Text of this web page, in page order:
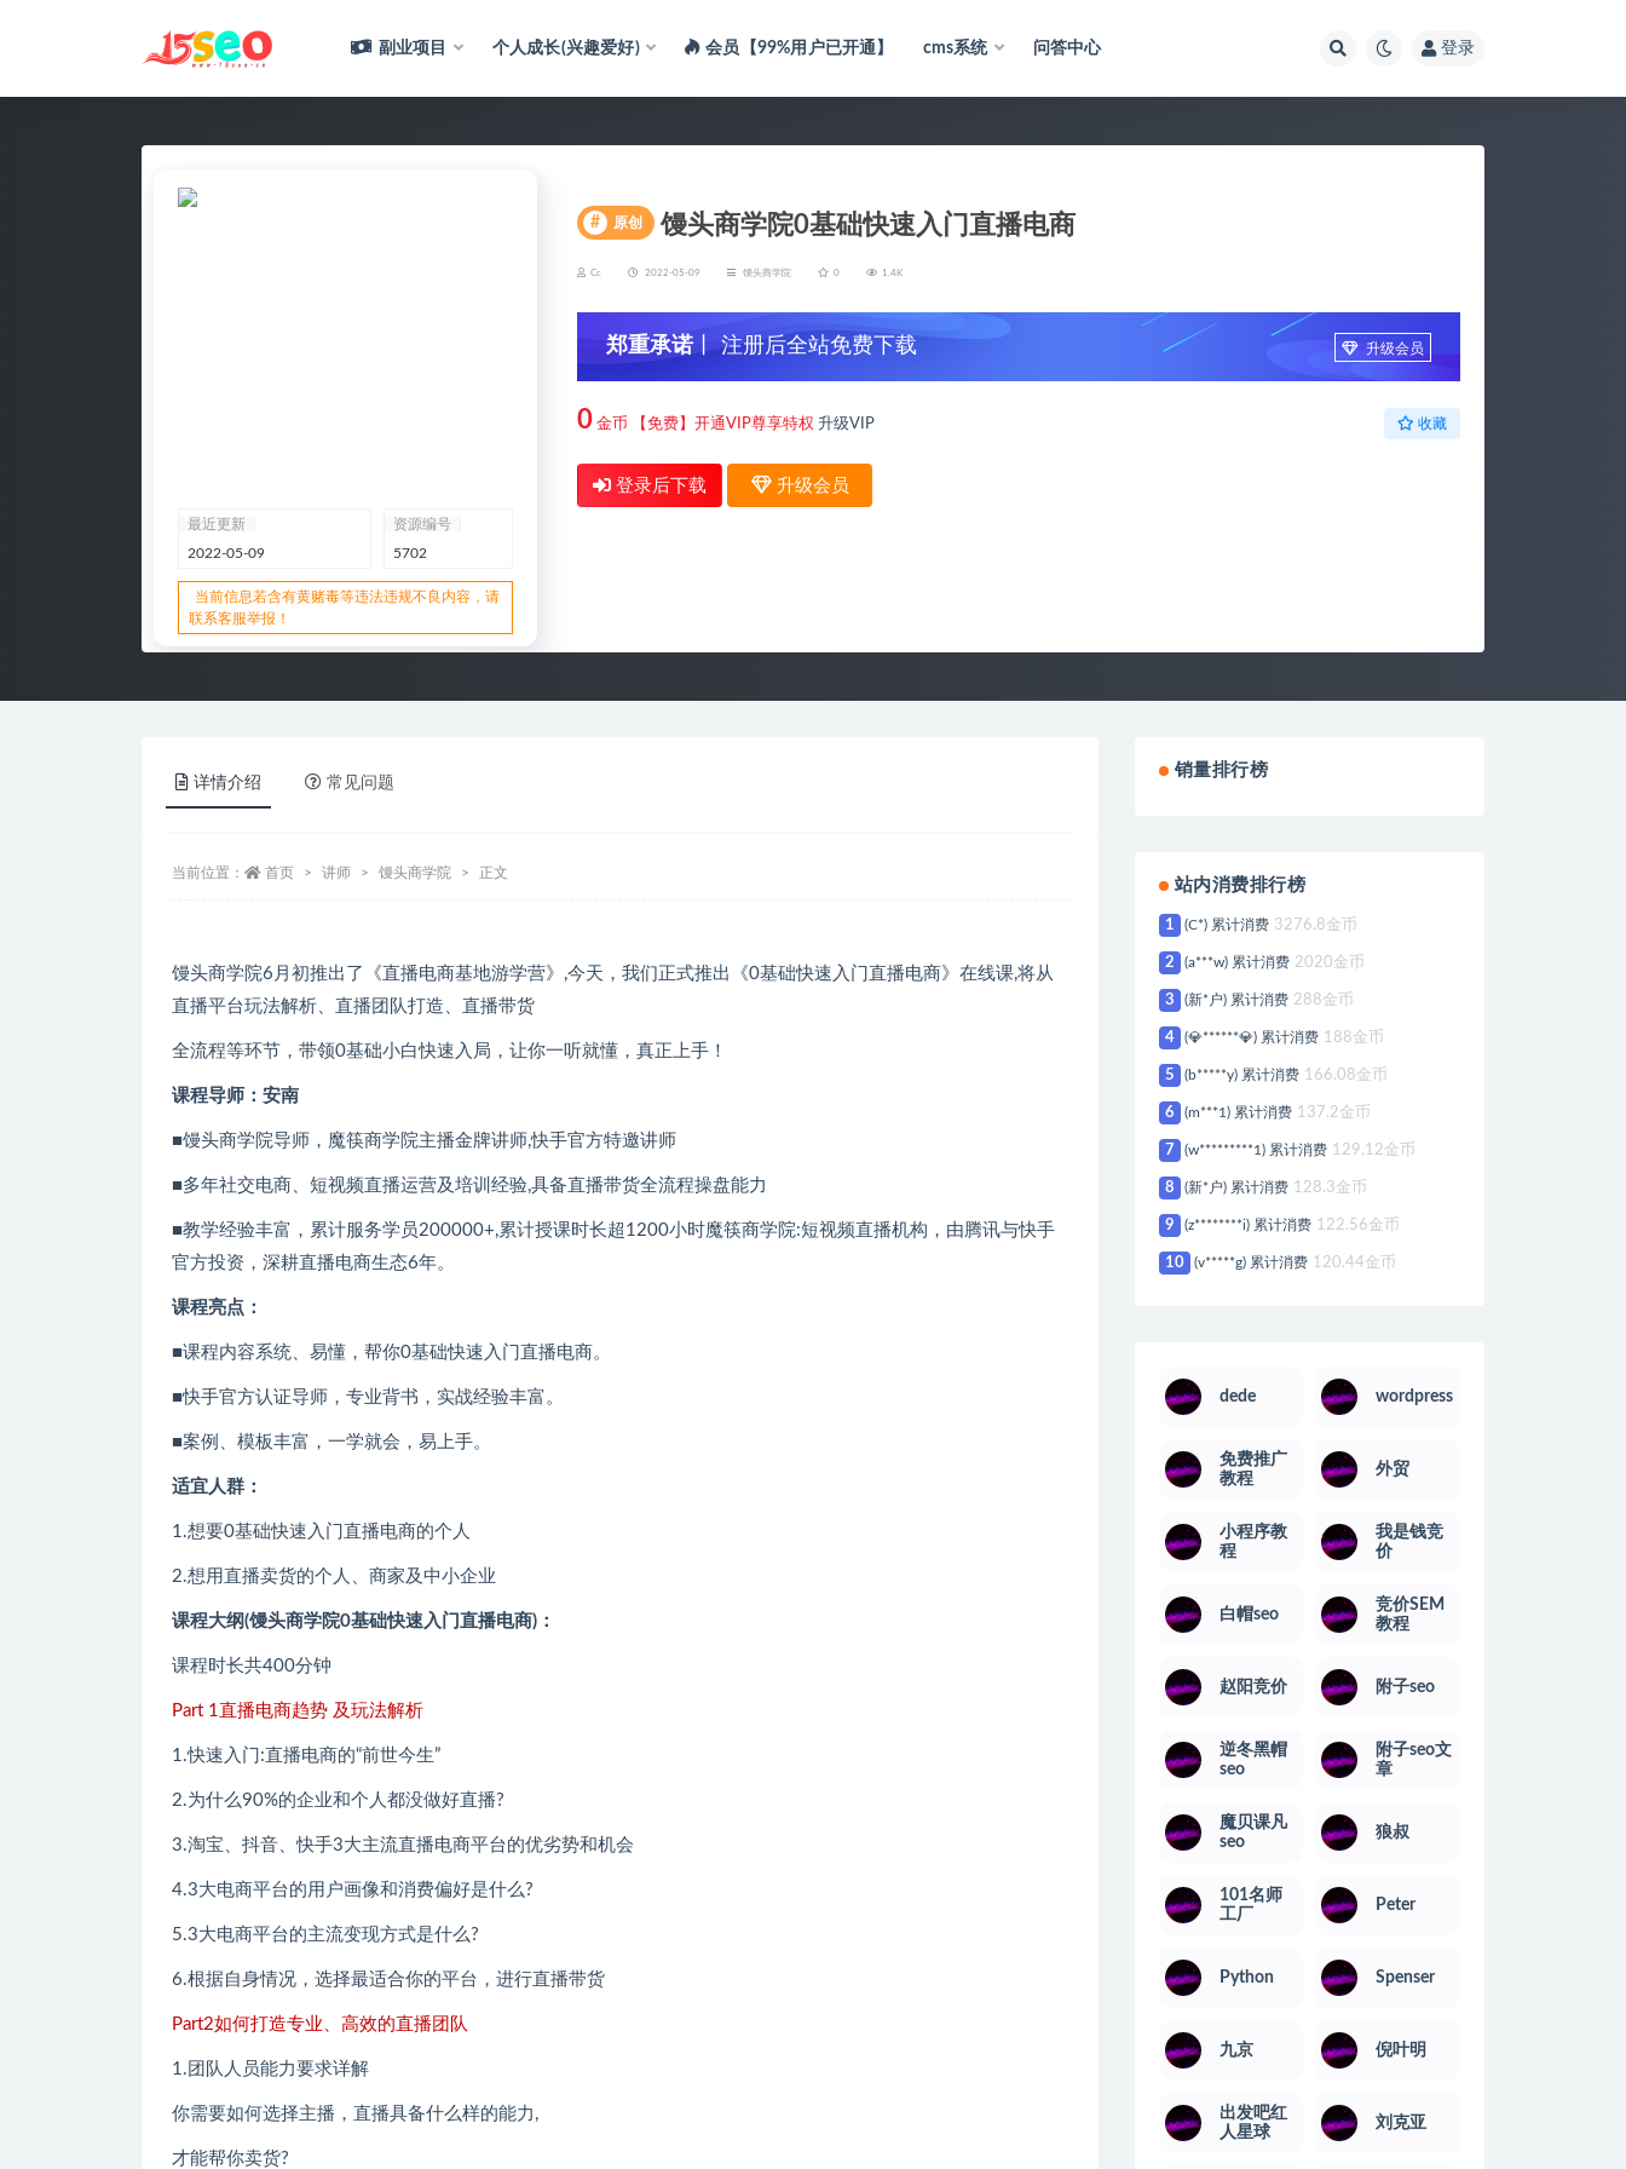
副业项目 个人成长(兴趣爱好) 会员【99%用户已开通】 cms系统 问答中心 登录
最近更新
2022-05-09
资源编号
5702
当前信息若含有黄赌毒等违法违规不良内容，请
联系客服举报！
# 原创 馒头商学院0基础快速入门直播电商
Cc 2022-05-09 馒头商学院 0 1.4K
郑重承诺丨 注册后全站免费下载 升级会员
0 金币 【免费】开通VIP尊享特权 升级VIP 收藏
登录后下载 升级会员
详情介绍 常见问题
当前位置： 首页 讲师 馒头商学院 正文
馒头商学院6月初推出了《直播电商基地游学营》,今天，我们正式推出《0基础快速入门直播电商》在线课,将从
直播平台玩法解析、直播团队打造、直播带货
全流程等环节，带领0基础小白快速入局，让你一听就懂，真正上手！
课程导师：安南
■馒头商学院导师，魔筷商学院主播金牌讲师,快手官方特邀讲师
■多年社交电商、短视频直播运营及培训经验,具备直播带货全流程操盘能力
■教学经验丰富，累计服务学员200000+,累计授课时长超1200小时魔筷商学院:短视频直播机构，由腾讯与快手
官方投资，深耕直播电商生态6年。
课程亮点：
■课程内容系统、易懂，帮你0基础快速入门直播电商。
■快手官方认证导师，专业背书，实战经验丰富。
■案例、模板丰富，一学就会，易上手。
适宜人群：
1.想要0基础快速入门直播电商的个人
2.想用直播卖货的个人、商家及中小企业
课程大纲(馒头商学院0基础快速入门直播电商)：
课程时长共400分钟
Part 1直播电商趋势 及玩法解析
1.快速入门:直播电商的“前世今生”
2.为什么90%的企业和个人都没做好直播?
3.淘宝、抖音、快手3大主流直播电商平台的优劣势和机会
4.3大电商平台的用户画像和消费偏好是什么?
5.3大电商平台的主流变现方式是什么?
6.根据自身情况，选择最适合你的平台，进行直播带货
Part2如何打造专业、高效的直播团队
1.团队人员能力要求详解
你需要如何选择主播，直播具备什么样的能力,
才能帮你卖货?
销量排行榜
站内消费排行榜
1 (C*) 累计消费 3276.8金币
2 (a***w) 累计消费 2020金币
3 (新*户) 累计消费 288金币
4 (💎******💎) 累计消费 188金币
5 (b*****y) 累计消费 166.08金币
6 (m***1) 累计消费 137.2金币
7 (w*********1) 累计消费 129.12金币
8 (新*户) 累计消费 128.3金币
9 (z********i) 累计消费 122.56金币
10 (v*****g) 累计消费 120.44金币
dede wordpress
免费推广
教程
外贸
小程序教
程
我是钱竞
价
白帽seo
竞价SEM
教程
赵阳竞价 附子seo
逆冬黑帽
seo
附子seo文
章
魔贝课凡
seo
狼叔
101名师
工厂
Peter
Python Spenser
九京 倪叶明
出发吧红
人星球
刘克亚